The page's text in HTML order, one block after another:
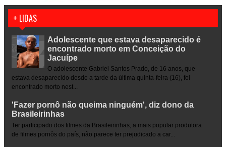
+ LIDAS
Adolescente que estava desaparecido é
encontrado morto em Conceição do
Jacuípe
O adolescente Gabriel Santos Prado, de 16 anos, que
estava desaparecido desde a tarde da última quinta-feira (16), foi
encontrado morto nest...
'Fazer pornô não queima ninguém', diz dono da
Brasileirinhas
Ter participado dos filmes da Brasileirinhas, a mais popular produtora
de filmes pornôs do país, não parece ter prejudicado a car...